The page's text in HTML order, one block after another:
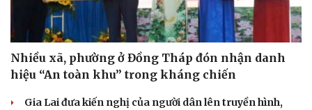
Nhiều xã, phường ở Đồng Tháp đón nhận danh
hiệu “An toàn khu” trong kháng chiến
Gia Lai đưa kiến nghị của người dân lên truyền hình,